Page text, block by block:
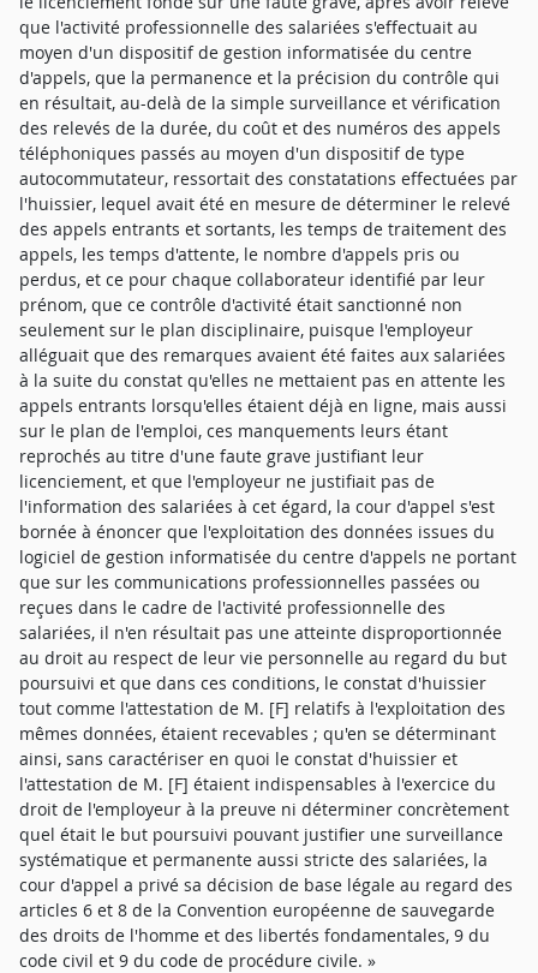
que l'activité professionnelle des salariées s'effectuait au
moyen d'un dispositif de gestion informatisée du centre
d'appels, que la permanence et la précision du contrôle qui
en résultait, au-delà de la simple surveillance et vérification
des relevés de la durée, du coût et des numéros des appels
téléphoniques passés au moyen d'un dispositif de type
autocommutateur, ressortait des constatations effectuées par
l'huissier, lequel avait été en mesure de déterminer le relevé
des appels entrants et sortants, les temps de traitement des
appels, les temps d'attente, le nombre d'appels pris ou
perdus, et ce pour chaque collaborateur identifié par leur
prénom, que ce contrôle d'activité était sanctionné non
seulement sur le plan disciplinaire, puisque l'employeur
alléguait que des remarques avaient été faites aux salariées
à la suite du constat qu'elles ne mettaient pas en attente les
appels entrants lorsqu'elles étaient déjà en ligne, mais aussi
sur le plan de l'emploi, ces manquements leurs étant
reprochés au titre d'une faute grave justifiant leur
licenciement, et que l'employeur ne justifiait pas de
l'information des salariées à cet égard, la cour d'appel s'est
bornée à énoncer que l'exploitation des données issues du
logiciel de gestion informatisée du centre d'appels ne portant
que sur les communications professionnelles passées ou
reçues dans le cadre de l'activité professionnelle des
salariées, il n'en résultait pas une atteinte disproportionnée
au droit au respect de leur vie personnelle au regard du but
poursuivi et que dans ces conditions, le constat d'huissier
tout comme l'attestation de M. [F] relatifs à l'exploitation des
mêmes données, étaient recevables ; qu'en se déterminant
ainsi, sans caractériser en quoi le constat d'huissier et
l'attestation de M. [F] étaient indispensables à l'exercice du
droit de l'employeur à la preuve ni déterminer concrètement
quel était le but poursuivi pouvant justifier une surveillance
systématique et permanente aussi stricte des salariées, la
cour d'appel a privé sa décision de base légale au regard des
articles 6 et 8 de la Convention européenne de sauvegarde
des droits de l'homme et des libertés fondamentales, 9 du
code civil et 9 du code de procédure civile. »